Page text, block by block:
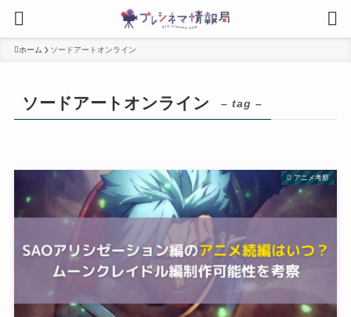
ホーム ソードアートオンライン
ソードアートオンライン – tag –
アニメ考察